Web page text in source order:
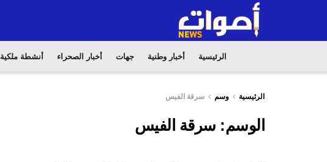
الرئيسية أخبار وطنية جهات أخبار الصحراء أنشطة ملكية
الرئيسية وسم سرقة الفيس
الوسم: سرقة الفيس